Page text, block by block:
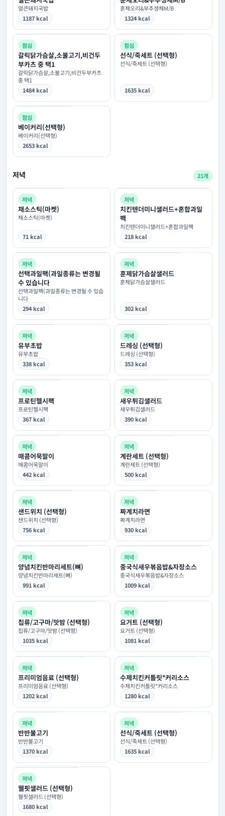
얼큰돼지국밥
1187 kcal
훈제오리&부추생채M/B
1324 kcal
점심
갈릭닭가슴살,소불고기,비건두
부카츠 중 택1
갈릭닭가슴살,소불고기,비건두부카츠
중 택1
1484 kcal
점심
선식/죽세트 (선택형)
선식/죽세트 (선택형)
1635 kcal
점심
베이커리(선택형)
베이커리(선택형)
2653 kcal
저녁 21개
저녁
채소스틱(마켓)
채소스틱(마켓)
71 kcal
저녁
치킨텐더미니샐러드+혼합과일
팩
치킨텐더미니샐러드+혼합과일팩
218 kcal
저녁
선택과일팩(과일종류는 변경될
수 있습니다
선택과일팩(과일종류는 변경될 수 있습
니다
294 kcal
저녁
훈제닭가슴살샐러드
훈제닭가슴살샐러드
302 kcal
저녁
유부초밥
유부초밥
338 kcal
저녁
드레싱 (선택형)
드레싱 (선택형)
353 kcal
저녁
프로틴헬시팩
프로틴헬시팩
367 kcal
저녁
새우튀김샐러드
새우튀김샐러드
390 kcal
저녁
매콤어묵말이
매콤어묵말이
442 kcal
저녁
계란세트 (선택형)
계란세트 (선택형)
500 kcal
저녁
샌드위치 (선택형)
샌드위치 (선택형)
756 kcal
저녁
짜계치라면
짜계치라면
930 kcal
저녁
양념치킨반마리세트(뼈)
양념치킨반마리세트(뼈)
991 kcal
저녁
중국식새우볶음밥&자장소스
중국식새우볶음밥&자장소스
1009 kcal
저녁
칩류/고구마/맛밤 (선택형)
칩류/고구마/맛밤 (선택형)
1035 kcal
저녁
요거트 (선택형)
요거트 (선택형)
1081 kcal
저녁
프리미엄음료 (선택형)
프리미엄음료 (선택형)
1202 kcal
저녁
수제치킨커틀릿*커리소스
수제치킨커틀릿*커리소스
1280 kcal
저녁
반반불고기
반반불고기
1370 kcal
저녁
선식/죽세트 (선택형)
선식/죽세트 (선택형)
1635 kcal
저녁
웰핏샐러드 (선택형)
웰핏샐러드 (선택형)
1680 kcal